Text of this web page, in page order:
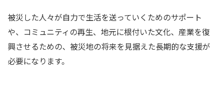
被災した人々が自力で生活を送っていくためのサポート
や、コミュニティの再生、地元に根付いた文化、産業を復
興させるための、被災地の将来を見据えた長期的な支援が
必要になります。